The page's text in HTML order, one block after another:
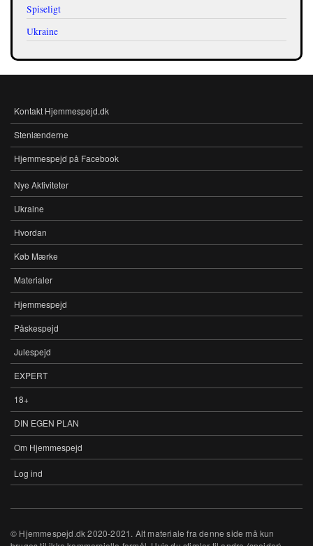
Spiseligt
Ukraine
FOOTER-
MENU
Kontakt Hjemmespejd.dk
Stenlænderne
Hjemmespejd på Facebook
MENU
Nye Aktiviteter
Ukraine
Hvordan
Køb Mærke
Materialer
Hjemmespejd
Påskespejd
Julespejd
EXPERT
18+
DIN EGEN PLAN
Om Hjemmespejd
BRUGERKONTOMENU
Log ind
© Hjemmespejd.dk 2020-2021. Alt materiale fra denne side må kun